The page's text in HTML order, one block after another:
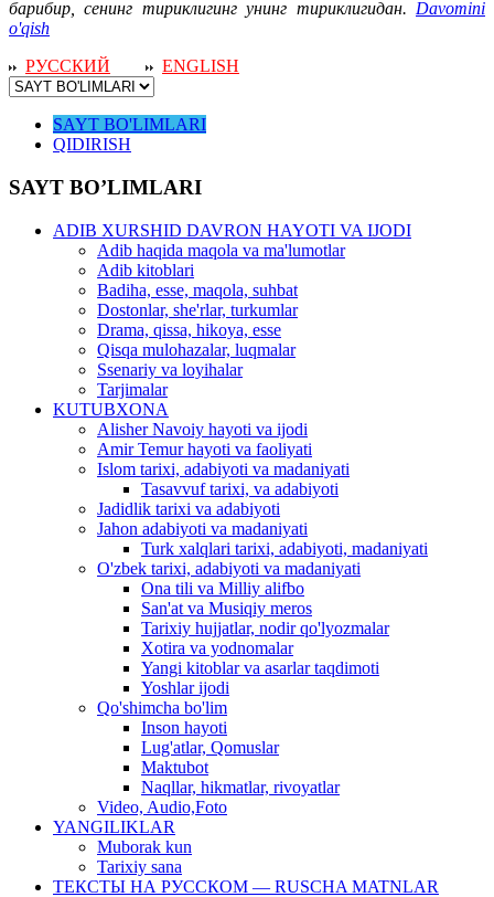
барибир, сенинг тириклигинг унинг тириклигидан. Davomini
o'qish
РУССКИЙ
ENGLISH
SAYT BO'LIMLARI
QIDIRISH
SAYT BO’LIMLARI
ADIB XURSHID DAVRON HAYOTI VA IJODI
Adib haqida maqola va ma'lumotlar
Adib kitoblari
Badiha, esse, maqola, suhbat
Dostonlar, she'rlar, turkumlar
Drama, qissa, hikoya, esse
Qisqa mulohazalar, luqmalar
Ssenariy va loyihalar
Tarjimalar
KUTUBXONA
Alisher Navoiy hayoti va ijodi
Amir Temur hayoti va faoliyati
Islom tarixi, adabiyoti va madaniyati
Tasavvuf tarixi, va adabiyoti
Jadidlik tarixi va adabiyoti
Jahon adabiyoti va madaniyati
Turk xalqlari tarixi, adabiyoti, madaniyati
O'zbek tarixi, adabiyoti va madaniyati
Ona tili va Milliy alifbo
San'at va Musiqiy meros
Tarixiy hujjatlar, nodir qo'lyozmalar
Xotira va yodnomalar
Yangi kitoblar va asarlar taqdimoti
Yoshlar ijodi
Qo'shimcha bo'lim
Inson hayoti
Lug'atlar, Qomuslar
Maktubot
Naqllar, hikmatlar, rivoyatlar
Video, Audio,Foto
YANGILIKLAR
Muborak kun
Tarixiy sana
ТЕКСТЫ НА РУССКОМ — RUSCHA MATNLAR